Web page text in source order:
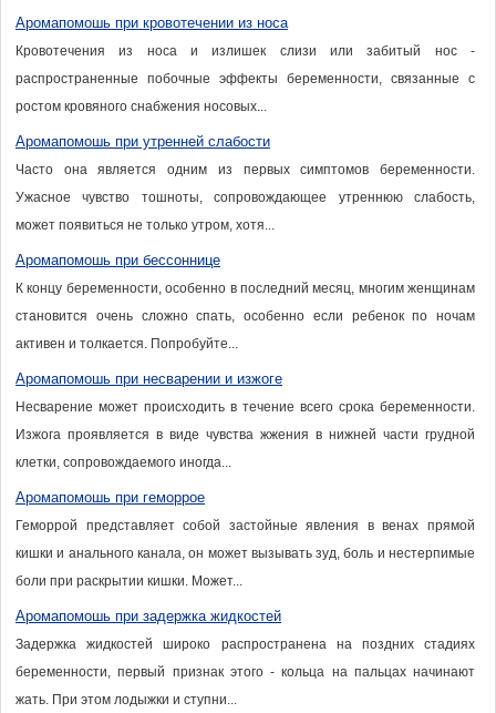
Аромапомошь при кровотечении из носа
Кровотечения из носа и излишек слизи или забитый нос -
распространенные побочные эффекты беременности, связанные с
ростом кровяного снабжения носовых...
Аромапомошь при утренней слабости
Часто она является одним из первых симптомов беременности.
Ужасное чувство тошноты, сопровождающее утреннюю слабость,
может появиться не только утром, хотя...
Аромапомошь при бессоннице
К концу беременности, особенно в последний месяц, многим женщинам
становится очень сложно спать, особенно если ребенок по ночам
активен и толкается. Попробуйте...
Аромапомошь при несварении и изжоге
Несварение может происходить в течение всего срока беременности.
Изжога проявляется в виде чувства жжения в нижней части грудной
клетки, сопровождаемого иногда...
Аромапомошь при геморрое
Геморрой представляет собой застойные явления в венах прямой
кишки и анального канала, он может вызывать зуд, боль и нестерпимые
боли при раскрытии кишки. Может...
Аромапомошь при задержка жидкостей
Задержка жидкостей широко распространена на поздних стадиях
беременности, первый признак этого - кольца на пальцах начинают
жать. При этом лодыжки и ступни...